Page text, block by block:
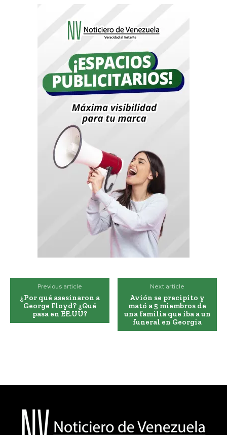
Previous article
¿Por qué asesinaron a
George Floyd? ¿Qué
pasa en EE.UU?
Next article
Avión se precipito y
mató a 5 miembros de
una familia que iba a un
funeral en Georgia